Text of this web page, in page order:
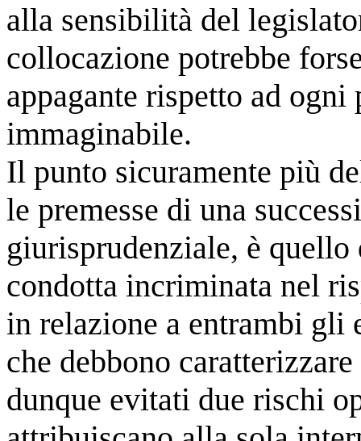
alla sensibilità del
collocazione potrebbe
appagante rispetto ad
immaginabile.
Il punto sicuramente più
le premesse di una
giurisprudenziale, è
condotta incriminata nel
in relazione a entrambi gli
che debbono
dunque evitati due rischi